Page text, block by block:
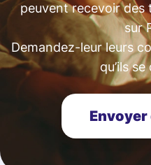
peuvent recevoir des
sur
Demandez-leur leurs
qu’ils
Envoyer